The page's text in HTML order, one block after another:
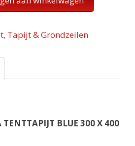
, Tapijt & Grondzeilen
TENTTAPIJT BLUE 300 X 400